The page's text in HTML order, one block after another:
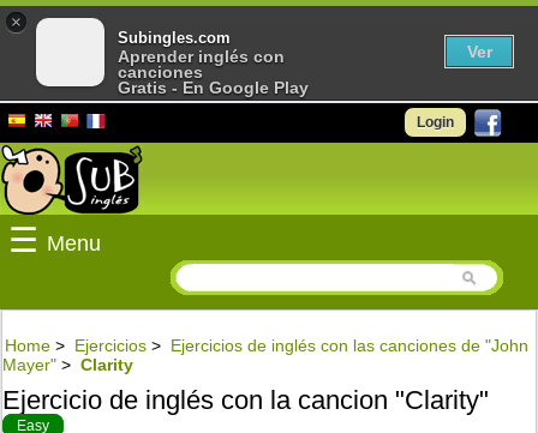
Login
☰ Menu
Home > Ejercicios > Ejercicios de inglés con las canciones de "John
Mayer" > Clarity
Ejercicio de inglés con la cancion "Clarity"
Easy
×
Subingles.com
Aprender inglés con
canciones
Gratis - En Google Play
Ver